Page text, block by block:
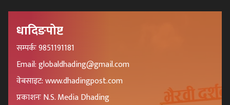
धादिङपोष्ट
सम्पर्कः 9851191181
Email: globaldhading@gmail.com
वेबसाइट: www.dhadingpost.com
प्रकाशनः N.S. Media Dhading